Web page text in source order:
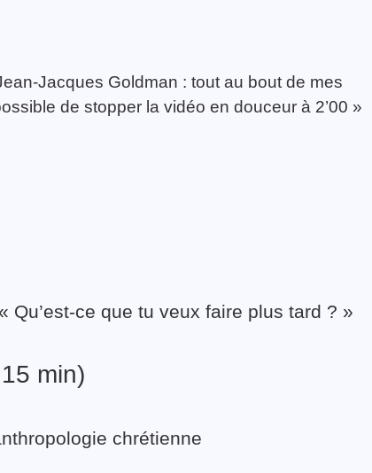
Jacques Goldman : tout au bout de mes
de stopper la vidéo en douceur à 2’00 »
ce que tu veux faire plus tard ? »
min)
chrétienne